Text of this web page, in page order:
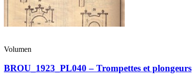
Volumen
BROU_1923_PL040 – Trompettes et plongeurs